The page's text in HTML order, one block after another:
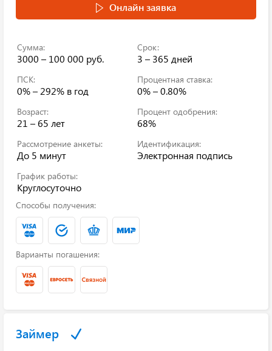
Онлайн заявка
Сумма:
3000 – 100 000 руб.
Срок:
3 – 365 дней
ПСК:
0% – 292% в год
Процентная ставка:
0% – 0.80%
Возраст:
21 – 65 лет
Процент одобрения:
68%
Рассмотрение анкеты:
До 5 минут
Идентификация:
Электронная подпись
График работы:
Круглосуточно
Способы получения:
Варианты погашения:
Займер